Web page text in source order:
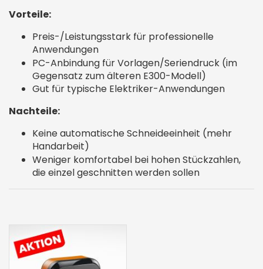
Vorteile:
Preis-/Leistungsstark für professionelle
Anwendungen
PC-Anbindung für Vorlagen/Seriendruck (im
Gegensatz zum älteren E300-Modell)
Gut für typische Elektriker-Anwendungen
Nachteile:
Keine automatische Schneideeinheit (mehr
Handarbeit)
Weniger komfortabel bei hohen Stückzahlen,
die einzel geschnitten werden sollen